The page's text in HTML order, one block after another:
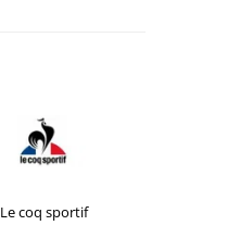
Le coq sportif